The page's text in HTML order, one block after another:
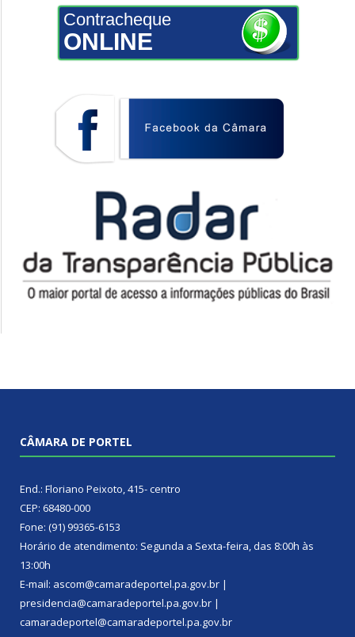
Contracheque
ONLINE
CÂMARA DE PORTEL
End.: Floriano Peixoto, 415- centro
CEP: 68480-000
Fone: (91) 99365-6153
Horário de atendimento: Segunda a Sexta-feira, das 8:00h às
13:00h
E-mail: ascom@camaradeportel.pa.gov.br |
presidencia@camaradeportel.pa.gov.br |
camaradeportel@camaradeportel.pa.gov.br